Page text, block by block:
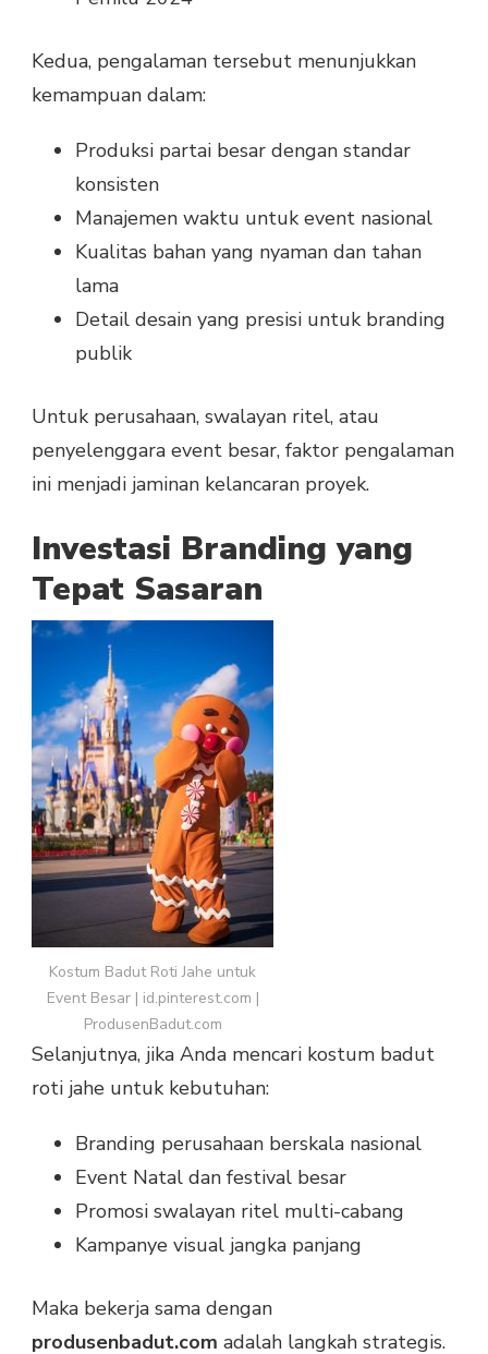
Kedua, pengalaman tersebut menunjukkan
kemampuan dalam:
Produksi partai besar dengan standar
konsisten
Manajemen waktu untuk event nasional
Kualitas bahan yang nyaman dan tahan
lama
Detail desain yang presisi untuk branding
publik
Untuk perusahaan, swalayan ritel, atau
penyelenggara event besar, faktor pengalaman
ini menjadi jaminan kelancaran proyek.
Investasi Branding yang
Tepat Sasaran
Kostum Badut Roti Jahe untuk
Event Besar | id.pinterest.com |
ProdusenBadut.com
Selanjutnya, jika Anda mencari kostum badut
roti jahe untuk kebutuhan:
Branding perusahaan berskala nasional
Event Natal dan festival besar
Promosi swalayan ritel multi-cabang
Kampanye visual jangka panjang
Maka bekerja sama dengan
produsenbadut.com adalah langkah strategis.